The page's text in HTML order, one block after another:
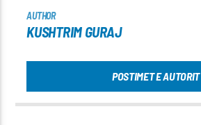
AUTHOR
KUSHTRIM GURAJ
POSTIMET E AUTORIT